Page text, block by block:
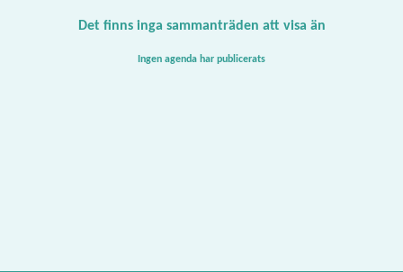
Det finns inga sammanträden att visa än
Ingen agenda har publicerats